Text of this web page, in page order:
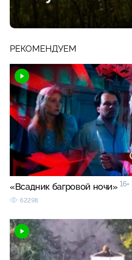
РЕКОМЕНДУЕМ
«Всадник багровой ночи» 16+
62298